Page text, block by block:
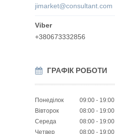
jimarket@consultant.com
+380673332856
ГРАФІК РОБОТИ
Понеділок 09:00
19:00
Вівторок
08:00
19:00
Середа
08:00
19:00
Четвер
08:00 19:00